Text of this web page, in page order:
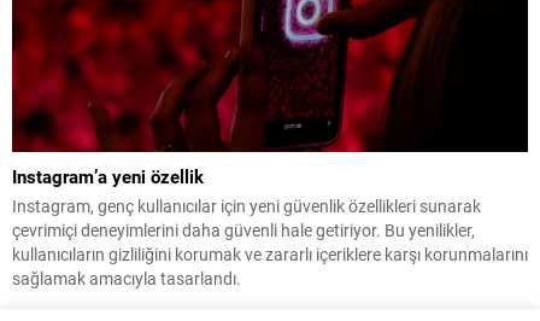
Instagram’a yeni özellik
Instagram, genç kullanıcılar için yeni güvenlik özellikleri sunarak
çevrimiçi deneyimlerini daha güvenli hale getiriyor. Bu yenilikler,
kullanıcıların gizliliğini korumak ve zararlı içeriklere karşı korunmalarını
sağlamak amacıyla tasarlandı.